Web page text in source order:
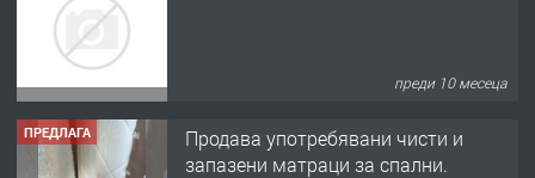
преди 10 месеца
ПРЕДЛАГА
Продава употребявани чисти и
запазени матраци за спални.